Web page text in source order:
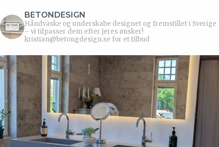
BETONDESIGN
Håndvaske og underskabe designet og fremstillet i Sverige
– vi tilpasser dem efter jeres ønsker!
kristian@betongdesign.se for et tilbud